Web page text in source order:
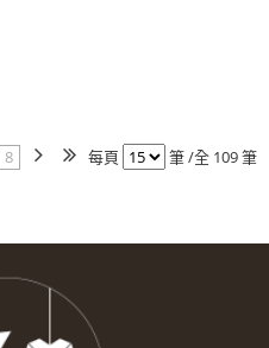
8 每頁 筆 /全 109 筆